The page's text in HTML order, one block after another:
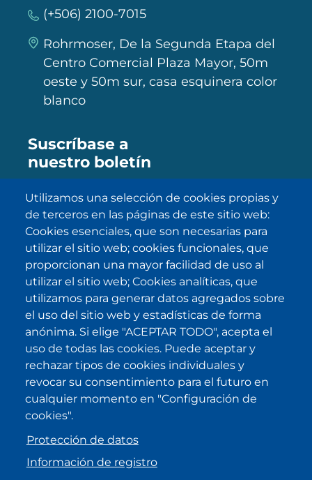
(+506) 2100-7015
Rohrmoser, De la Segunda Etapa del
Centro Comercial Plaza Mayor, 50m
oeste y 50m sur, casa esquinera color
blanco
Suscríbase a
nuestro boletín
SUBSCRIBE
He sido informado/a sobre política
de privacidad
y la acepto.
IKI en otras latitudes
. . . .
Utilizamos una selección de cookies propias y
de terceros en las páginas de este sitio web:
Cookies esenciales, que son necesarias para
utilizar el sitio web; cookies funcionales, que
proporcionan una mayor facilidad de uso al
utilizar el sitio web; Cookies analíticas, que
utilizamos para generar datos agregados sobre
el uso del sitio web y estadísticas de forma
anónima. Si elige "ACEPTAR TODO", acepta el
uso de todas las cookies. Puede aceptar y
rechazar tipos de cookies individuales y
revocar su consentimiento para el futuro en
cualquier momento en "Configuración de
cookies".
Protección de datos
Información de registro